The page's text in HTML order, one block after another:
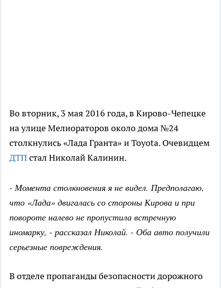
Во вторник, 3 мая 2016 года, в Кирово-Чепецке
на улице Мелиораторов около дома №24
столкнулись «Лада Гранта» и Toyota. Очевидцем
ДТПстал Николай Калинин.
- Момента столкновения я не видел. Предполагаю,
что «Лада» двигалась со стороны Кирова и при
повороте налево не пропустила встречную
иномарку, - рассказал Николай. - Оба авто получили
серьезные повреждения.
В отделе пропаганды безопасности дорожного